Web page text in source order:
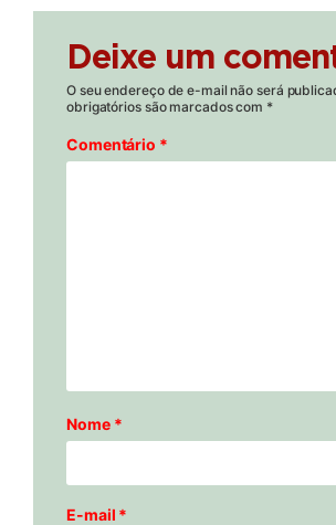
Deixe um
O seu endereço de e-mail não será
obrigatórios são marcados com *
Comentário *
Nome *
E-mail *